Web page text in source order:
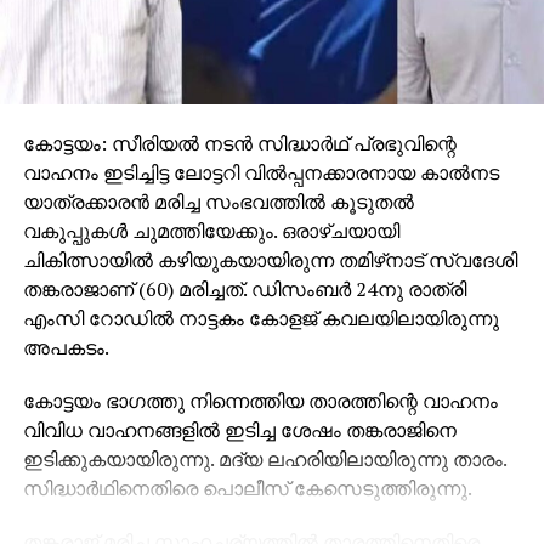
കോട്ടയം: സീരിയല്‍ നടന്‍ സിദ്ധാര്‍ഥ് പ്രഭുവിന്റെ
വാഹനം ഇടിച്ചിട്ട ലോട്ടറി വില്‍പ്പനക്കാരനായ കാല്‍നട
യാത്രക്കാരന്‍ മരിച്ച സംഭവത്തില്‍ കൂടുതല്‍
വകുപ്പുകള്‍ ചുമത്തിയേക്കും. ഒരാഴ്ചയായി
ചികിത്സായില്‍ കഴിയുകയായിരുന്ന തമിഴ്‌നാട് സ്വദേശി
തങ്കരാജാണ് (60) മരിച്ചത്. ഡിസംബര്‍ 24നു രാത്രി
എംസി റോഡില്‍ നാട്ടകം കോളജ് കവലയിലായിരുന്നു
അപകടം.
കോട്ടയം ഭാഗത്തു നിന്നെത്തിയ താരത്തിന്റെ വാഹനം
വിവിധ വാഹനങ്ങളില്‍ ഇടിച്ച ശേഷം തങ്കരാജിനെ
ഇടിക്കുകയായിരുന്നു. മദ്യ ലഹരിയിലായിരുന്നു താരം.
സിദ്ധാര്‍ഥിനെതിരെ പൊലീസ് കേസെടുത്തിരുന്നു.